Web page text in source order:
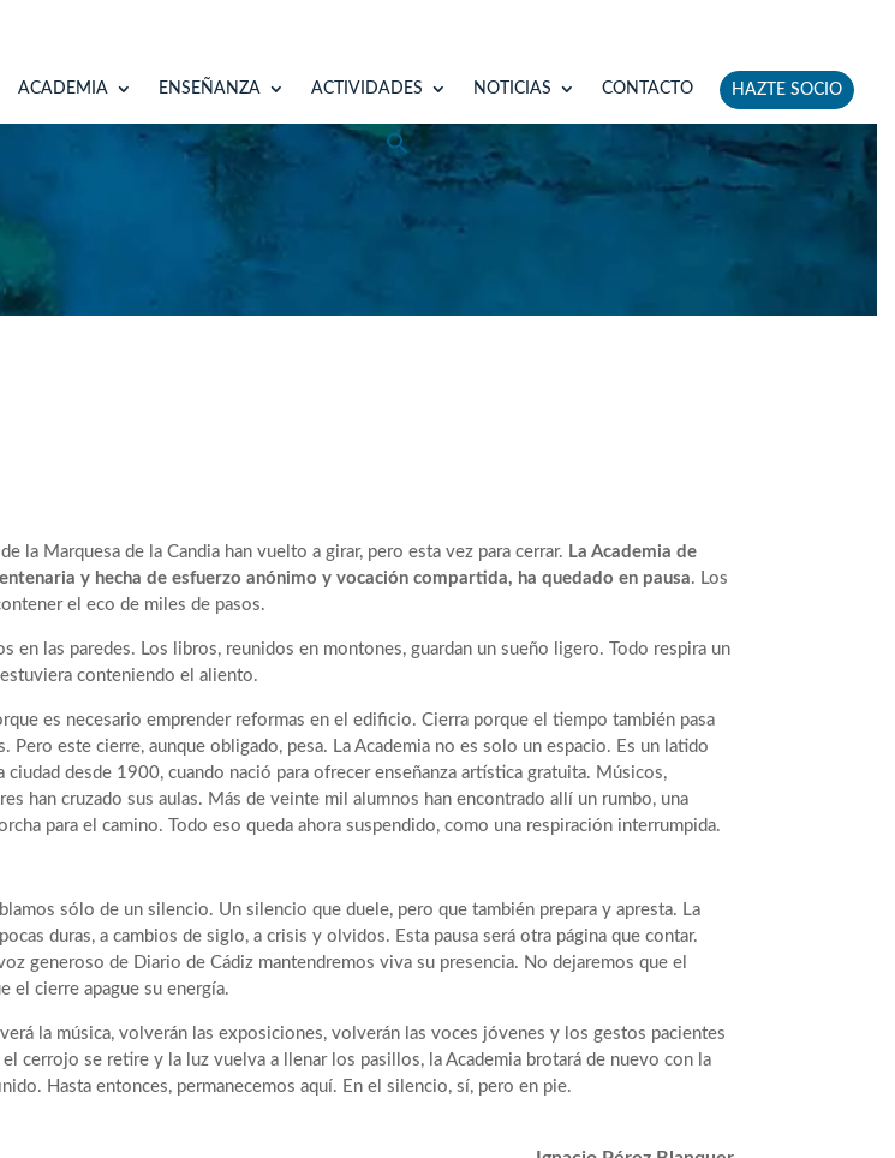
ACADEMIA ENSEÑANZA ACTIVIDADES NOTICIAS CONTACTO HAZTE SOCIO
la Marquesa de la Candia han vuelto a girar, pero esta vez para cerrar. La Academia de
y hecha de esfuerzo anónimo y vocación compartida, ha quedado en pausa. Los
el eco de miles de pasos.
en las paredes. Los libros, reunidos en montones, guardan un sueño ligero. Todo respira un
conteniendo el aliento.
es necesario emprender reformas en el edificio. Cierra porque el tiempo también pasa
Pero este cierre, aunque obligado, pesa. La Academia no es solo un espacio. Es un latido
ciudad desde 1900, cuando nació para ofrecer enseñanza artística gratuita. Músicos,
han cruzado sus aulas. Más de veinte mil alumnos han encontrado allí un rumbo, una
para el camino. Todo eso queda ahora suspendido, como una respiración interrumpida.
sólo de un silencio. Un silencio que duele, pero que también prepara y apresta. La
duras, a cambios de siglo, a crisis y olvidos. Esta pausa será otra página que contar.
generoso de Diario de Cádiz mantendremos viva su presencia. No dejaremos que el
el cierre apague su energía.
la música, volverán las exposiciones, volverán las voces jóvenes y los gestos pacientes
cerrojo se retire y la luz vuelva a llenar los pasillos, la Academia brotará de nuevo con la
Hasta entonces, permanecemos aquí. En el silencio, sí, pero en pie.